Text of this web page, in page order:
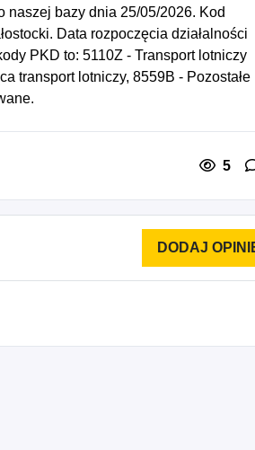
naszej bazy dnia 25/05/2026. Kod
Data rozpoczęcia działalności
PKD to: 5110Z - Transport lotniczy
transport lotniczy, 8559B - Pozostałe
5